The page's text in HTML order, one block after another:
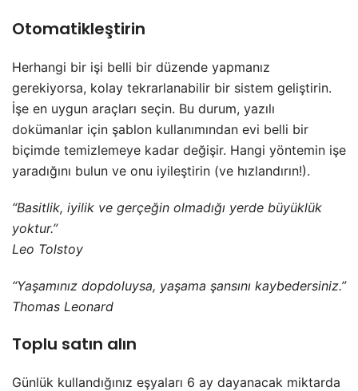
Otomatikleştirin
Herhangi bir işi belli bir düzende yapmanız
gerekiyorsa, kolay tekrarlanabilir bir sistem geliştirin.
İşe en uygun araçları seçin. Bu durum, yazılı
dokümanlar için şablon kullanımından evi belli bir
biçimde temizlemeye kadar değişir. Hangi yöntemin işe
yaradığını bulun ve onu iyileştirin (ve hızlandırın!).
“Basitlik, iyilik ve gerçeğin olmadığı yerde büyüklük
yoktur.”
Leo Tolstoy
“Yaşamınız dopdoluysa, yaşama şansını kaybedersiniz.”
Thomas Leonard
Toplu satın alın
Günlük kullandığınız eşyaları 6 ay dayanacak miktarda